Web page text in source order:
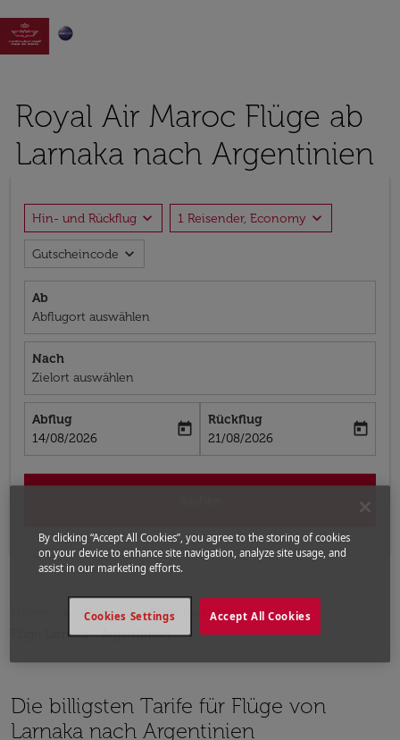

Royal Air Maroc Flüge ab
Larnaka nach Argentinien
Hin- und Rückflug expand_more 1 Reisender, Economy expand_more
Gutscheincode expand_more
Ab
Abflugort auswählen
Nach
Zielort auswählen
Abflug
fc-booking-departure-date-aria-label
14/08/2026
today
Rückflug
fc-booking-return-date-aria-label
21/08/2026
today
Flüge
Flüge nach Argentinien
Flüge Larnaka - Argentinien
Die billigsten Tarife für Flüge von
Larnaka nach Argentinien
By clicking “Accept All Cookies”, you agree to the storing of cookies
on your device to enhance site navigation, analyze site usage, and
assist in our marketing efforts.
Accept All Cookies
Cookies Settings